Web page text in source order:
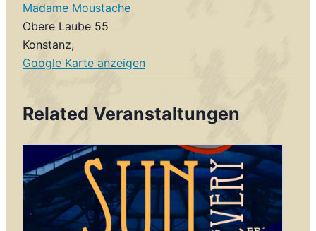
Madame Moustache
Obere Laube 55
Konstanz,
Google Karte anzeigen
Related Veranstaltungen